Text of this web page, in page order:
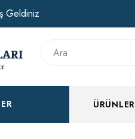
Geldiniz
ÜRÜNLER